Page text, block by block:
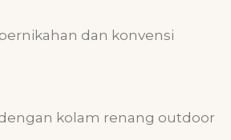
dan konvensi
kolam renang outdoor